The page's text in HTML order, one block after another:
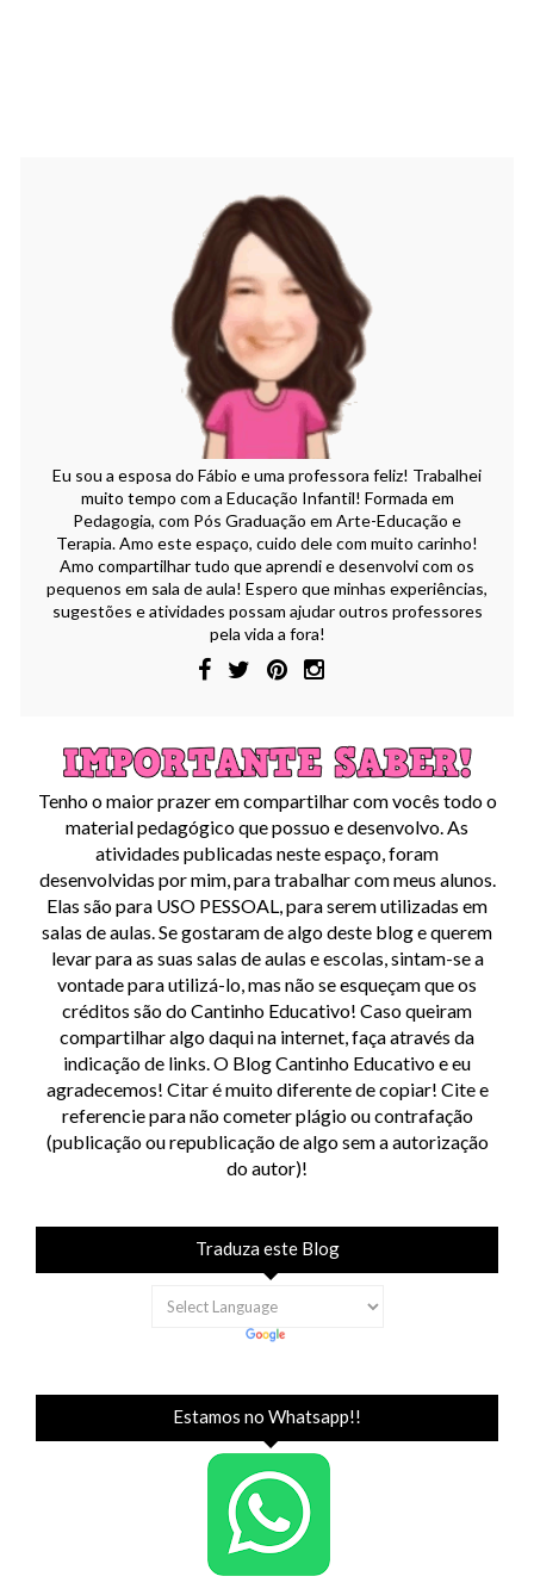
Eu sou a esposa do Fábio e uma professora feliz! Trabalhei
muito tempo com a Educação Infantil! Formada em
Pedagogia, com Pós Graduação em Arte-Educação e
Terapia. Amo este espaço, cuido dele com muito carinho!
Amo compartilhar tudo que aprendi e desenvolvi com os
pequenos em sala de aula! Espero que minhas experiências,
sugestões e atividades possam ajudar outros professores
pela vida a fora!
Tenho o maior prazer em compartilhar com vocês todo o
material pedagógico que possuo e desenvolvo. As
atividades publicadas neste espaço, foram
desenvolvidas por mim, para trabalhar com meus alunos.
Elas são para USO PESSOAL, para serem utilizadas em
salas de aulas. Se gostaram de algo deste blog e querem
levar para as suas salas de aulas e escolas, sintam-se a
vontade para utilizá-lo, mas não se esqueçam que os
créditos são do Cantinho Educativo! Caso queiram
compartilhar algo daqui na internet, faça através da
indicação de links. O Blog Cantinho Educativo e eu
agradecemos! Citar é muito diferente de copiar! Cite e
referencie para não cometer plágio ou contrafação
(publicação ou republicação de algo sem a autorização
do autor)!
Traduza este Blog
Estamos no Whatsapp!!